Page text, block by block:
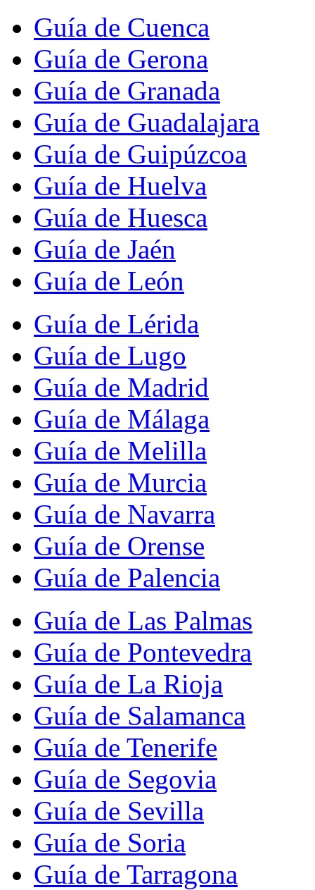
Guía de Cuenca
Guía de Gerona
Guía de Granada
Guía de Guadalajara
Guía de Guipúzcoa
Guía de Huelva
Guía de Huesca
Guía de Jaén
Guía de León
Guía de Lérida
Guía de Lugo
Guía de Madrid
Guía de Málaga
Guía de Melilla
Guía de Murcia
Guía de Navarra
Guía de Orense
Guía de Palencia
Guía de Las Palmas
Guía de Pontevedra
Guía de La Rioja
Guía de Salamanca
Guía de Tenerife
Guía de Segovia
Guía de Sevilla
Guía de Soria
Guía de Tarragona